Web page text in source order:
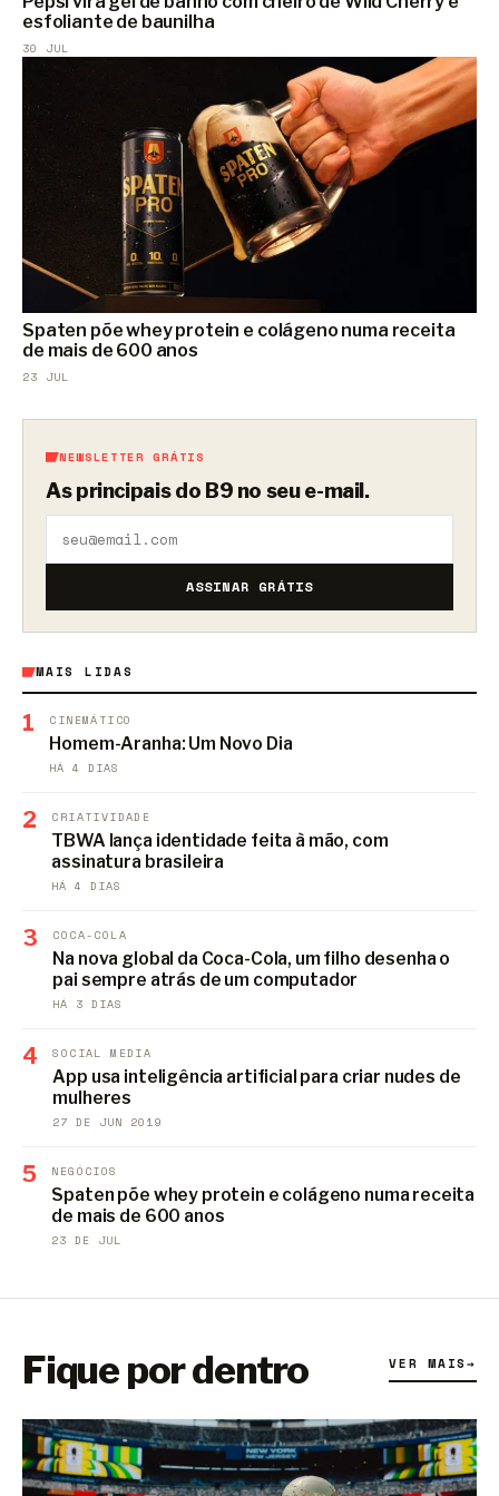
esfoliante de baunilha
30 JUL
Spaten põe whey protein e colágeno numa receita
de mais de 600 anos
23 JUL
NEWSLETTER GRÁTIS
As principais do B9 no seu e-mail.
ASSINAR GRÁTIS
MAIS LIDAS
1 CINEMÁTICO
Homem-Aranha: Um Novo Dia
HÁ 4 DIAS
2 CRIATIVIDADE
TBWA lança identidade feita à mão, com
assinatura brasileira
HÁ 4 DIAS
3 COCA-COLA
Na nova global da Coca-Cola, um filho desenha o
pai sempre atrás de um computador
HÁ 3 DIAS
4 SOCIAL MEDIA
App usa inteligência artificial para criar nudes de
mulheres
27 DE JUN 2019
5 NEGÓCIOS
Spaten põe whey protein e colágeno numa receita
de mais de 600 anos
23 DE JUL
Fique por dentro VER MAIS→